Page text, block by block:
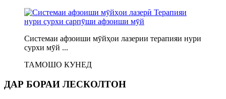
Системаи афзоиши мӯйҳои лазерии терапияи нури
сурхи мӯй ...
ТАМОШО КУНЕД
ДАР БОРАИ ЛЕСКОЛТОН